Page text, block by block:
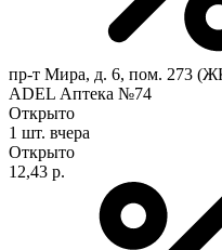
пр-т Мира, д. 6, пом. 273
ADEL Аптека №74
Открыто
1 шт. вчера
Открыто
12,43 р.